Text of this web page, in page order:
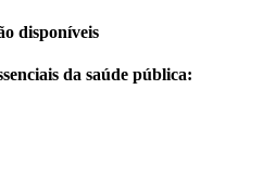
disponíveis
da saúde pública: